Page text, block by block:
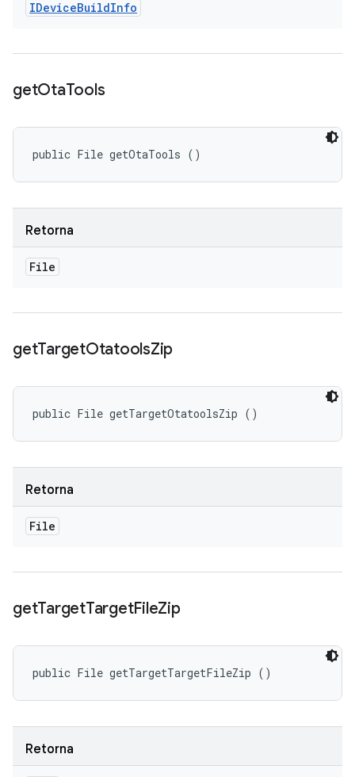
IDeviceBuildInfo
getOtaTools
public File getOtaTools ()
Retorna
File
getTargetOtatoolsZip
public File getTargetOtatoolsZip ()
Retorna
File
getTargetTargetFileZip
public File getTargetTargetFileZip ()
Retorna